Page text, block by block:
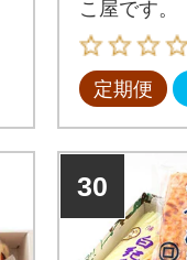
こ屋です。
定期便
30